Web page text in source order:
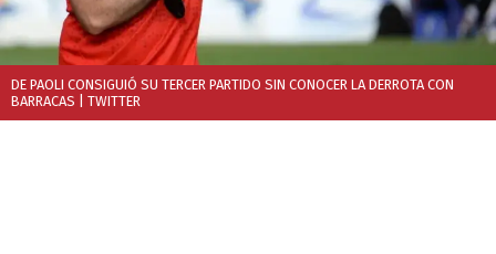
DE PAOLI CONSIGUIÓ SU TERCER PARTIDO SIN CONOCER LA DERROTA CON
BARRACAS | TWITTER